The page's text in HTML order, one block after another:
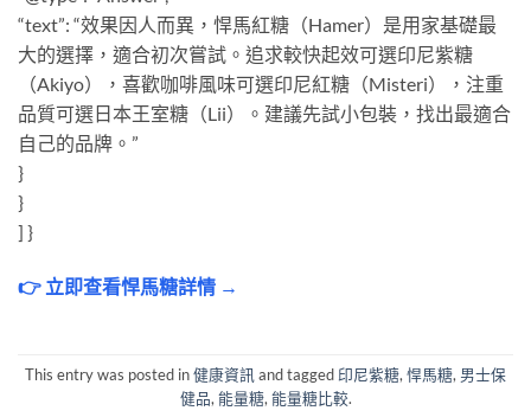
“text”: “效果因人而異，悍馬紅糖（Hamer）是用家基礎最
大的選擇，適合初次嘗試。追求較快起效可選印尼紫糖
（Akiyo），喜歡咖啡風味可選印尼紅糖（Misteri），注重
品質可選日本王室糖（Lii）。建議先試小包裝，找出最適合
自己的品牌。”
}
}
] }
👉 立即查看悍馬糖詳情 →
This entry was posted in健康資訊 and tagged 印尼紫糖, 悍馬糖, 男士保
健品, 能量糖, 能量糖比較.